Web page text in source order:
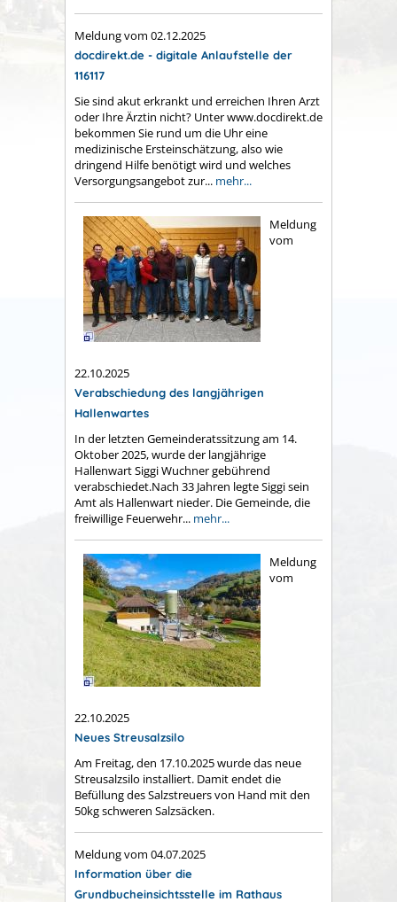
Meldung vom 02.12.2025
docdirekt.de - digitale Anlaufstelle der
116117
Sie sind akut erkrankt und erreichen Ihren Arzt
oder Ihre Ärztin nicht? Unter www.docdirekt.de
bekommen Sie rund um die Uhr eine
medizinische Ersteinschätzung, also wie
dringend Hilfe benötigt wird und welches
Versorgungsangebot zur... mehr...
Meldung
vom
22.10.2025
Verabschiedung des langjährigen
Hallenwartes
In der letzten Gemeinderatssitzung am 14.
Oktober 2025, wurde der langjährige
Hallenwart Siggi Wuchner gebührend
verabschiedet.Nach 33 Jahren legte Siggi sein
Amt als Hallenwart nieder. Die Gemeinde, die
freiwillige Feuerwehr... mehr...
Meldung
vom
22.10.2025
Neues Streusalzsilo
Am Freitag, den 17.10.2025 wurde das neue
Streusalzsilo installiert. Damit endet die
Befüllung des Salzstreuers von Hand mit den
50kg schweren Salzsäcken.
Meldung vom 04.07.2025
Information über die
Grundbucheinsichtsstelle im Rathaus